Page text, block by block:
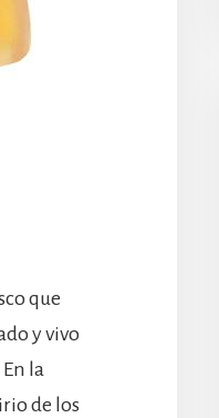
que
y vivo
la
de los